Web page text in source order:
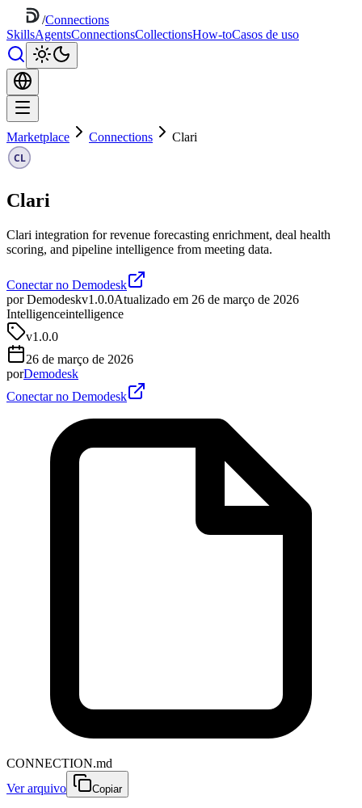
/Connections
SkillsAgentsConnectionsCollectionsHow-toCasos de uso
Marketplace Connections Clari
Clari
Clari integration for revenue forecasting enrichment, deal health
scoring, and pipeline intelligence from meeting data.
Conectar no Demodesk
por Demodeskv1.0.0Atualizado em 26 de março de 2026
Intelligenceintelligence
v1.0.0
26 de março de 2026
porDemodesk
Conectar no Demodesk
CONNECTION.md
Ver arquivo
Copiar